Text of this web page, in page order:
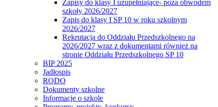
Zapisy do klasy I uzupełniające- poza obwodem
szkoły 2026/2027
Zapis do klasy I SP 10 w roku szkolnym
2026/2027
Rekrutacja do Oddziału Przedszkolnego na
2026/2027 wraz z dokumentami również na
stronie Oddziału Przedszkolnego SP 10
BIP 2025
Jadłospis
RODO
Dokumenty szkolne
Informacje o szkole